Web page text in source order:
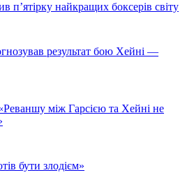
п’ятірку найкращих боксерів світу
результат бою Хейні —
між Гарсією та Хейні не
бути злодієм»